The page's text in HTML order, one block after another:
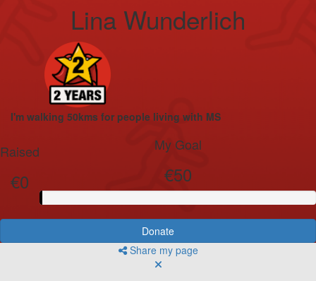
Lina Wunderlich
I'm walking 50kms for people living with MS
Raised
€0
My Goal
€50
Donate
Share my page